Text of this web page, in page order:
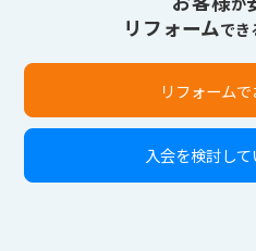
リフォームでき
リフォーム
入会を検討し